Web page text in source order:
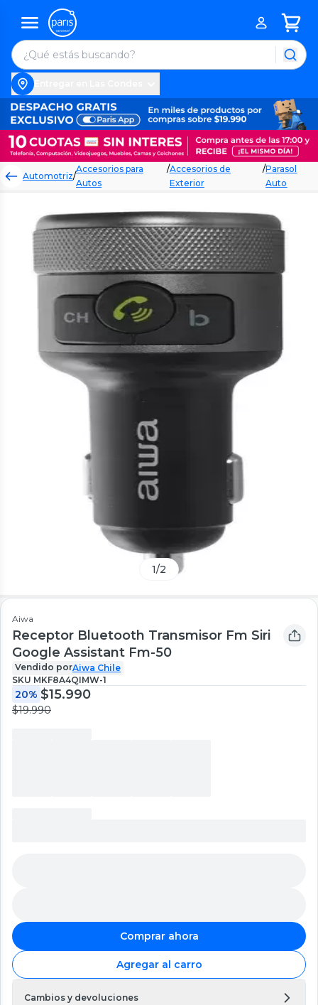
Automotriz/
Accesorios para
Autos
/Accesorios de
Exterior
/Parasol
Auto
1/2
Aiwa
Receptor Bluetooth Transmisor Fm Siri
Google Assistant Fm-50
Vendido porAiwa Chile
SKU MKF8A4QIMW-1
20% $15.990
$19.990
Comprar ahora
Agregar al carro
Cambios y devoluciones